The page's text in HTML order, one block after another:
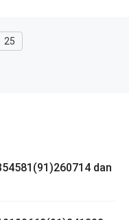
Halaman
25
dan